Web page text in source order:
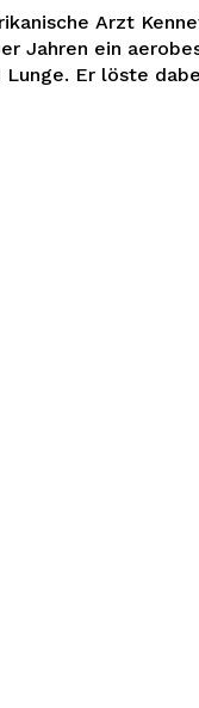
Arzt
Jahren ein
Lunge. Er löste